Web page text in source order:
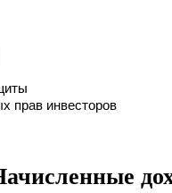
прав инвесторов